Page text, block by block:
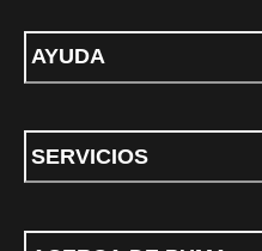
AYUDA
SERVICIOS